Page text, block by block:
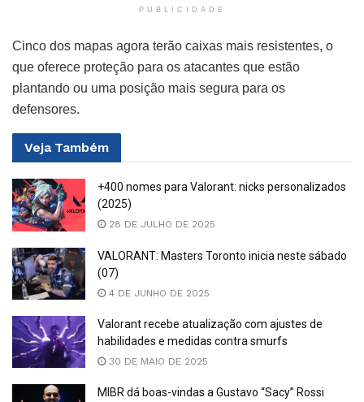
PUBLICIDADE
Cinco dos mapas agora terão caixas mais resistentes, o
que oferece proteção para os atacantes que estão
plantando ou uma posição mais segura para os
defensores.
Veja Também
+400 nomes para Valorant: nicks personalizados
(2025)
28 DE JULHO DE 2025
VALORANT: Masters Toronto inicia neste sábado
(07)
4 DE JUNHO DE 2025
Valorant recebe atualização com ajustes de
habilidades e medidas contra smurfs
30 DE MAIO DE 2025
MIBR dá boas-vindas a Gustavo “Sacy” Rossi